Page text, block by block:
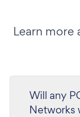
Learn more
Will any
Networks